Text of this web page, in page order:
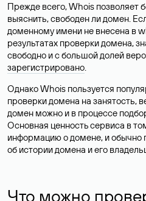
Прежде всего, Whois позволяет
выяснить, свободен ли домен.
доменному имени не внесена в
результатах проверки домена,
свободно и с большой долей
зарегистрировано.
Однако Whois пользуется
проверки домена на занятость,
домен можно и в процессе
Основная ценность сервиса в
информацию о домене, и обычно
об истории домена и его
Что можно